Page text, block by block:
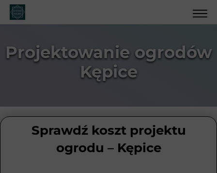
Projektowanie ogrodów
Kępice
Sprawdź koszt projektu
ogrodu – Kępice